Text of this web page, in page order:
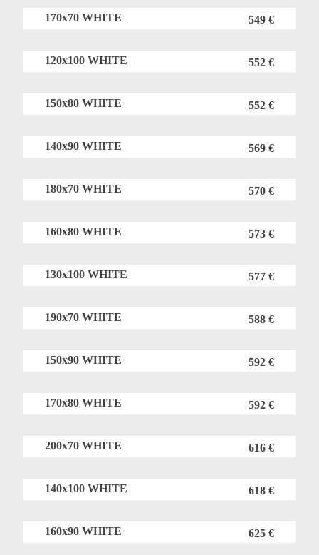
170x70 WHITE 549 €
120x100 WHITE 552 €
150x80 WHITE 552 €
140x90 WHITE 569 €
180x70 WHITE 570 €
160x80 WHITE 573 €
130x100 WHITE 577 €
190x70 WHITE 588 €
150x90 WHITE 592 €
170x80 WHITE 592 €
200x70 WHITE 616 €
140x100 WHITE 618 €
160x90 WHITE 625 €